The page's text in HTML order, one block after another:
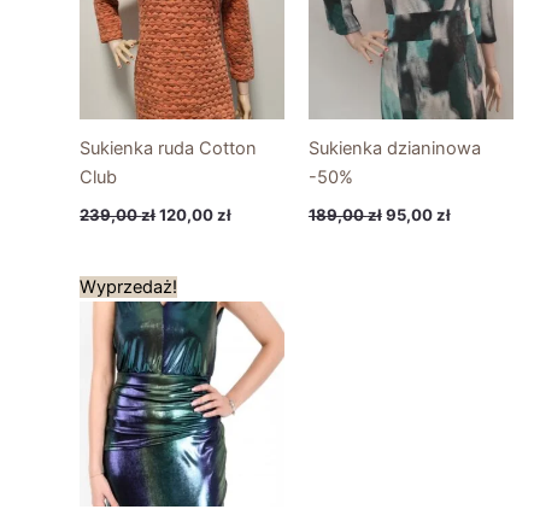
Sukienka ruda Cotton
Club
239,00zł120,00zł
Sukienka dzianinowa
-50%
189,00zł95,00zł
Wyprzedaż!Pierwotna
cena
wynosiła:
349,00 zł.
cena
wynosi:
244,00 zł.